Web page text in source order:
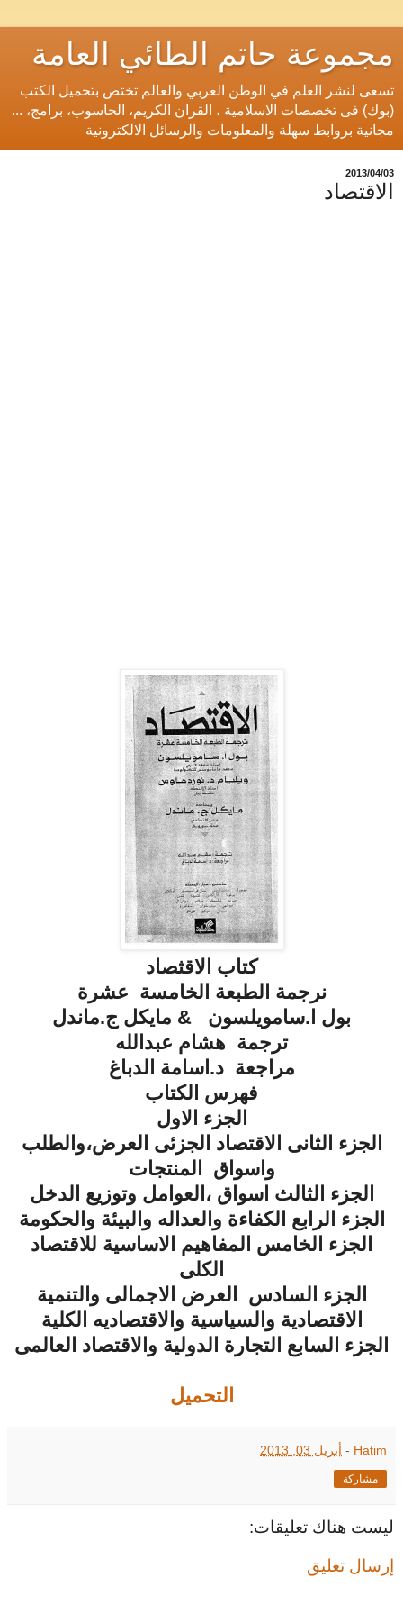
مجموعة حاتم الطائي العامة
تسعى لنشر العلم في الوطن العربي والعالم تختص بتحميل الكتب
(بوك) فى تخصصات الاسلامية ، القران الكريم، الحاسوب، برامج، ...
مجانية بروابط سهلة والمعلومات والرسائل الالكترونية
03‏/04‏/2013
الاقتصاد
كتاب الاقثصاد
نرجمة الطبعة الخامسة عشرة
بول ا.سامويلسون & مايكل ج.ماندل
ترجمة هشام عبدالله
مراجعة د.اسامة الدباغ
فهرس الكتاب
الجزء الاول
الجزء الثانى الاقتصاد الجزئى العرض،والطلب
واسواق المنتجات
الجزء الثالث اسواق ،العوامل وتوزيع الدخل
الجزء الرابع الكفاءة والعداله والبيئة والحكومة
الجزء الخامس المفاهيم الاساسية للاقتصاد
الكلى
الجزء السادس العرض الاجمالى والتنمية
الاقتصادية والسياسية والاقتصاديه الكلية
الجزء السابع التجارة الدولية والاقتصاد العالمى
التحميل
Hatim
- أبريل 03, 2013
مشاركة
ليست هناك تعليقات:
إرسال تعليق